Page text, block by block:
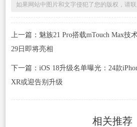
如果网站中图片和文字侵犯了您的版权，请联
上一篇：魅族21 Pro搭载mTouch Max技
29日即将亮相
下一篇：iOS 18升级名单曝光：24款
XR或迎告别升级
相关推荐